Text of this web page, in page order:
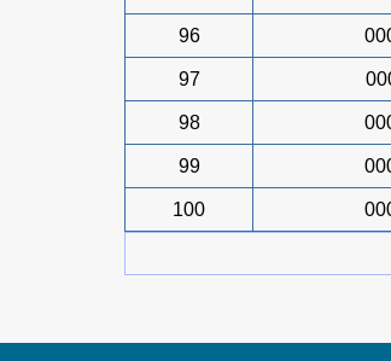
96
97
98
99
100